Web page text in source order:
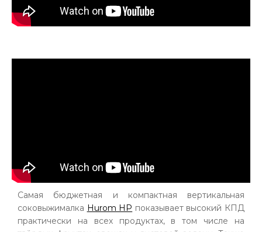
Самая бюджетная и компактная вертикальная
соковыжималка Hurom HP показывает высокий КПД
практически на всех продуктах, в том числе на